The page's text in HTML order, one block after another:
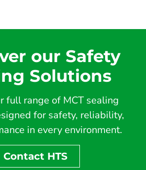
our Safety
Solutions
full range of MCT sealing
for safety, reliability,
in every environment.
Contact HTS